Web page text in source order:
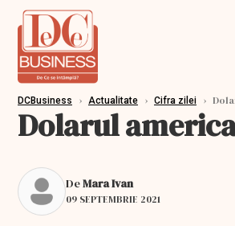
DCBusiness › Actualitate › Cifra zilei ›
Dolarul
DeMara Ivan
09 SEPTEMBRIE 2021